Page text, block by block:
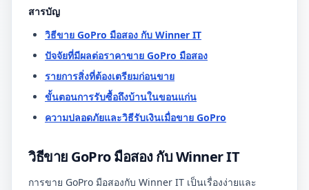
สารบัญ
วิธีขาย GoPro มือสอง กับ Winner IT
ปัจจัยที่มีผลต่อราคาขาย GoPro มือสอง
รายการสิ่งที่ต้องเตรียมก่อนขาย
ขั้นตอนการรับซื้อถึงบ้านในขอนแก่น
ความปลอดภัยและวิธีรับเงินเมื่อขาย GoPro
วิธีขาย GoPro มือสอง กับ Winner IT
การขาย GoPro มือสองกับ Winner IT เป็นเรื่องง่ายและ